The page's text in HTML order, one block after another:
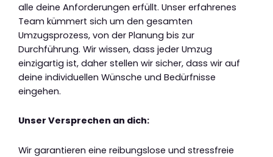
alle deine Anforderungen erfüllt. Unser erfahrenes
Team kümmert sich um den gesamten
Umzugsprozess, von der Planung bis zur
Durchführung. Wir wissen, dass jeder Umzug
einzigartig ist, daher stellen wir sicher, dass wir auf
deine individuellen Wünsche und Bedürfnisse
eingehen.
Unser Versprechen an dich:
Wir garantieren eine reibungslose und stressfreie